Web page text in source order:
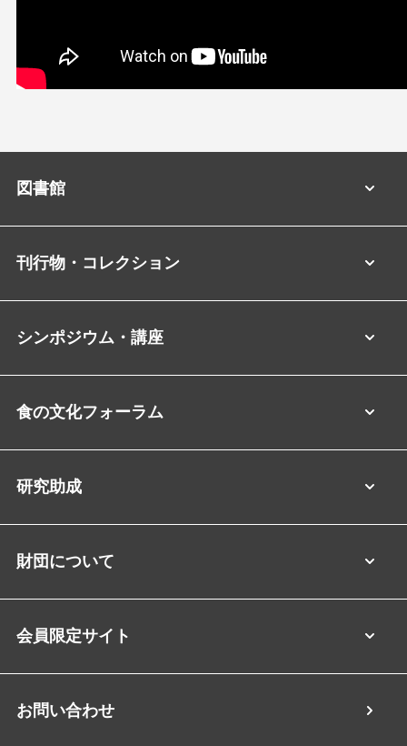
図書館
刊行物・コレクション
シンポジウム・講座
食の文化フォーラム
研究助成
財団について
会員限定サイト
お問い合わせ